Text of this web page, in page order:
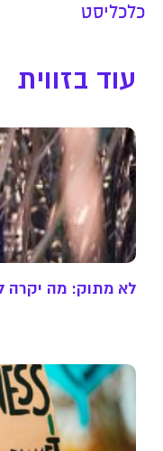
כלכליסט
עוד בזווית
לא מתוק: מה יקרה